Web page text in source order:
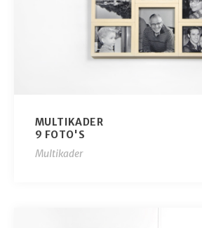
MULTIKADER
9 FOTO'S
Multikader